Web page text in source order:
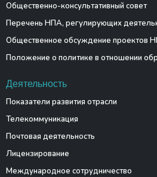
Общественно-консультативный совет
Перечень НПА, регулирующих
Общественное обсуждение проектов
Положение о политике в отношении
Деятельность
Показатели развития отрасли
Телекоммуникация
Почтовая деятельность
Лицензирование
Международное сотрудничество